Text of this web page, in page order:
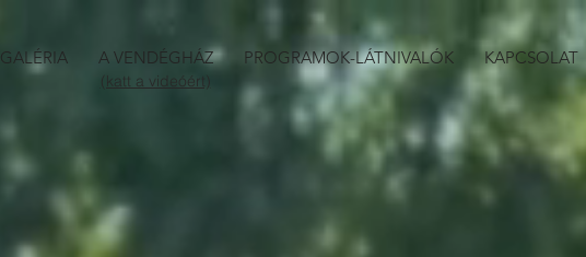
GALÉRIA A VENDÉGHÁZ PROGRAMOK-LÁTNIVALÓK KAPCSOLAT
(katt a videóért)